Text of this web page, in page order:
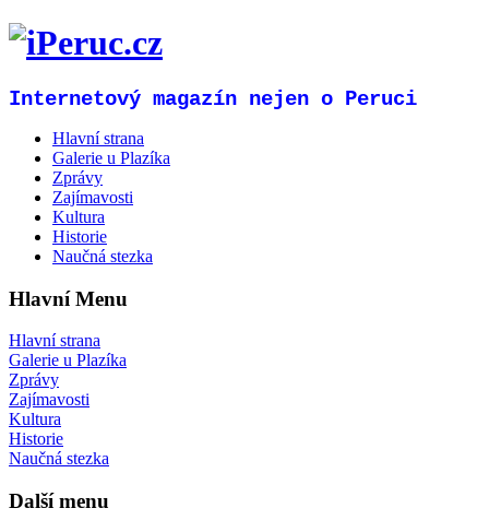
Internetový magazín nejen o Peruci
Hlavní strana
Galerie u Plazíka
Zprávy
Zajímavosti
Kultura
Historie
Naučná stezka
Hlavní Menu
Hlavní strana
Galerie u Plazíka
Zprávy
Zajímavosti
Kultura
Historie
Naučná stezka
Další menu